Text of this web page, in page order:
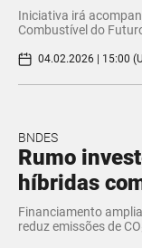
Iniciativa irá
Combustível do
04.02.2026 | 15:00
BNDES
Rumo
híbridas
Financiamento
reduz emissões de